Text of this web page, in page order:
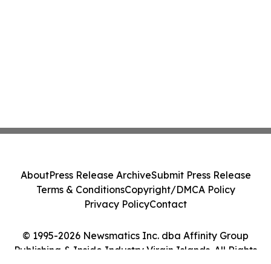
© 1995-2026 Newsmatics Inc. dba Affinity Group
Publishing & Inside Industry Virgin Islands. All Rights
AboutPress Release ArchiveSubmit Press Release
Terms & ConditionsCopyright/DMCA Policy
Privacy PolicyContact